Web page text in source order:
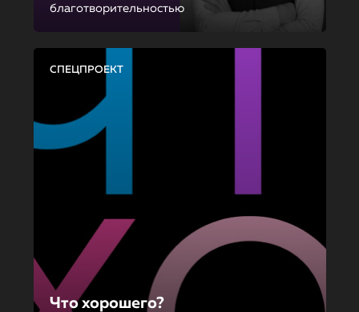
благотворительностью
СПЕЦПРОЕКТ
Что хорошего?